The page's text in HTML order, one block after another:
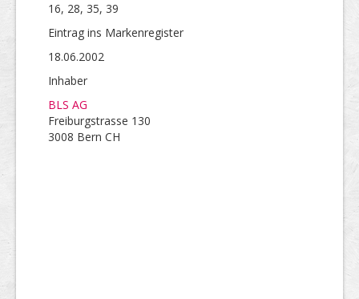
16, 28, 35, 39
Eintrag ins Markenregister
18.06.2002
Inhaber
BLS AG
Freiburgstrasse 130
3008 Bern CH